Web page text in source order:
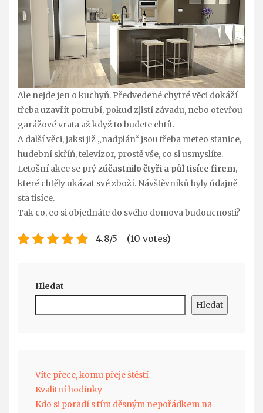
Ale nejde jen o kuchyň. Předvedené chytré věci dokáží
třeba uzavřít potrubí, pokud zjistí závadu, nebo otevřou
garážové vrata až když to budete chtít.
A další věci, jaksi již „nadplán“ jsou třeba meteo stanice,
hudební skříň, televizor, prostě vše, co si usmyslíte.
Letošní akce se prýzúčastnilo čtyři a půl tisíce firem,
které chtěly ukázat své zboží. Návštěvníků byly údajně
sta tisíce.
Tak co, co si objednáte do svého domova budoucnosti?
4.8/5 - (10 votes)
Hledat
Hledat
Víte přece, komu přeje štěstí
Kvalitní hodinky
Kdo si poradí s tím děsným nepořádkem na